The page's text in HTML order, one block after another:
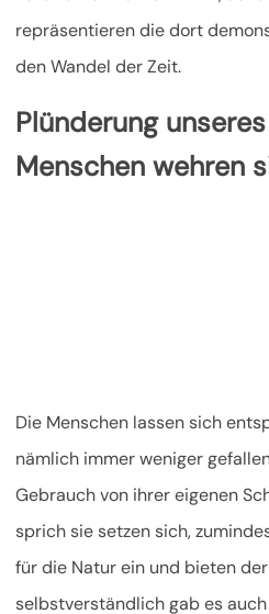
repräsentieren die dort
den Wandel der Zeit.
Plünderung
Menschen wehren
Die Menschen lassen sich
nämlich immer weniger
Gebrauch von ihrer eigenen
sprich sie setzen sich,
für die Natur ein und bieten
selbstverständlich gab es